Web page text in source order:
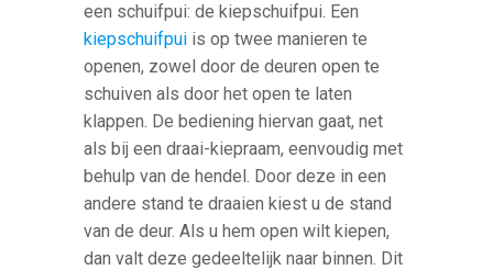
een schuifpui: de kiepschuifpui. Een
kiepschuifpui is op twee manieren te
openen, zowel door de deuren open te
schuiven als door het open te laten
klappen. De bediening hiervan gaat, net
als bij een draai-kiepraam, eenvoudig met
behulp van de hendel. Door deze in een
andere stand te draaien kiest u de stand
van de deur. Als u hem open wilt kiepen,
dan valt deze gedeeltelijk naar binnen. Dit